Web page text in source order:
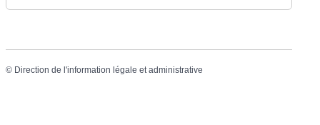
© Direction de l'information légale et administrative